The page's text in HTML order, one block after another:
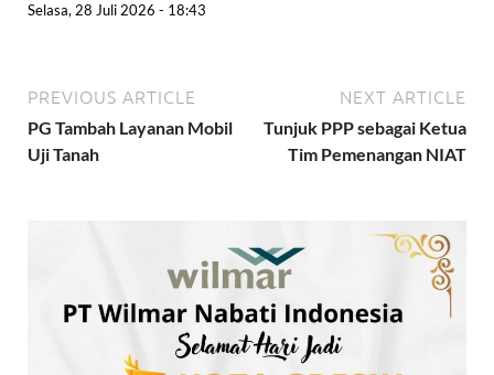
Selasa, 28 Juli 2026 - 18:43
PREVIOUS ARTICLE
PG Tambah Layanan Mobil
Uji Tanah
NEXT ARTICLE
Tunjuk PPP sebagai Ketua
Tim Pemenangan NIAT